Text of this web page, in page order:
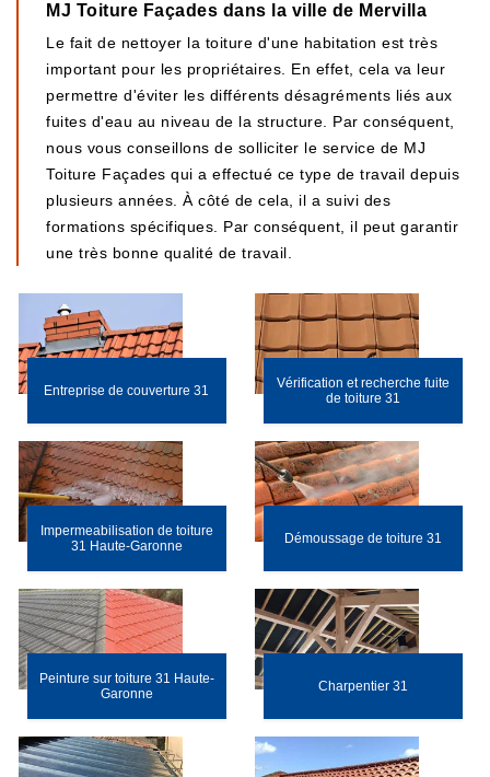
MJ Toiture Façades dans la ville de Mervilla
Le fait de nettoyer la toiture d'une habitation est très
important pour les propriétaires. En effet, cela va leur
permettre d'éviter les différents désagréments liés aux
fuites d'eau au niveau de la structure. Par conséquent,
nous vous conseillons de solliciter le service de MJ
Toiture Façades qui a effectué ce type de travail depuis
plusieurs années. À côté de cela, il a suivi des
formations spécifiques. Par conséquent, il peut garantir
une très bonne qualité de travail.
Entreprise de couverture 31
Vérification et recherche fuite
de toiture 31
Impermeabilisation de toiture
31 Haute-Garonne
Démoussage de toiture 31
Peinture sur toiture 31 Haute-
Garonne
Charpentier 31